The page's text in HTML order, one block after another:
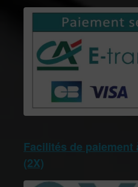
Facilités de paiement
(2X)